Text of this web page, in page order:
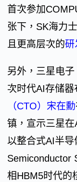
首次参加
张下，SK海力
且更高层次的研
另外，三星电
次时代AI存储器
（CTO）宋在勳
镇，宣示三星
以整合式AI半
Semiconductor
相HBM5时代的